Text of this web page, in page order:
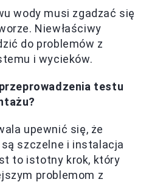
wody musi zgadzać się
Niewłaściwy
do problemów z
i wycieków.
testu
upewnić się, że
szczelne i instalacja
to istotny krok, który
problemom z